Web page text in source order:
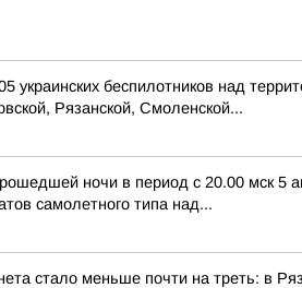
беспилотников над
Рязанской, Смоленской...
ночи в период с 20.00 мск 5
самолетного типа над...
стало меньше почти на треть: в